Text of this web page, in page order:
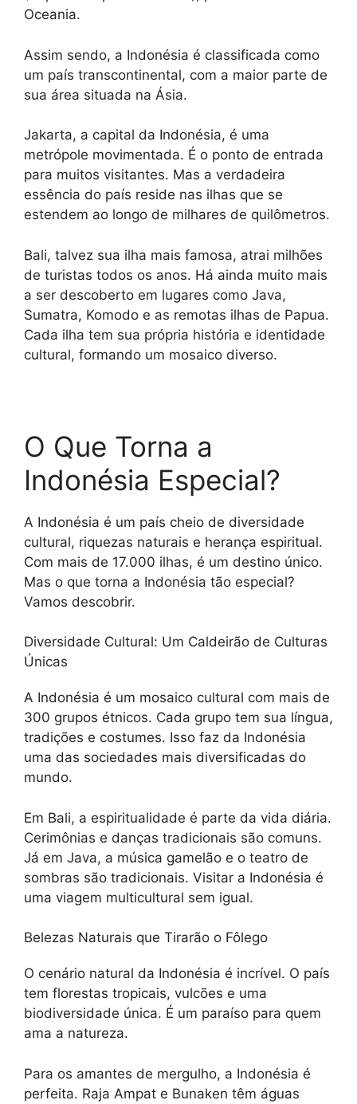
Oceania.
Assim sendo, a Indonésia é classificada como
um país transcontinental, com a maior parte de
sua área situada na Ásia.
Jakarta, a capital da Indonésia, é uma
metrópole movimentada. É o ponto de entrada
para muitos visitantes. Mas a verdadeira
essência do país reside nas ilhas que se
estendem ao longo de milhares de quilômetros.
Bali, talvez sua ilha mais famosa, atrai milhões
de turistas todos os anos. Há ainda muito mais
a ser descoberto em lugares como Java,
Sumatra, Komodo e as remotas ilhas de Papua.
Cada ilha tem sua própria história e identidade
cultural, formando um mosaico diverso.
O Que Torna a
Indonésia Especial?
A Indonésia é um país cheio de diversidade
cultural, riquezas naturais e herança espiritual.
Com mais de 17.000 ilhas, é um destino único.
Mas o que torna a Indonésia tão especial?
Vamos descobrir.
Diversidade Cultural: Um Caldeirão de Culturas
Únicas
A Indonésia é um mosaico cultural com mais de
300 grupos étnicos. Cada grupo tem sua língua,
tradições e costumes. Isso faz da Indonésia
uma das sociedades mais diversificadas do
mundo.
Em Bali, a espiritualidade é parte da vida diária.
Cerimônias e danças tradicionais são comuns.
Já em Java, a música gamelão e o teatro de
sombras são tradicionais. Visitar a Indonésia é
uma viagem multicultural sem igual.
Belezas Naturais que Tirarão o Fôlego
O cenário natural da Indonésia é incrível. O país
tem florestas tropicais, vulcões e uma
biodiversidade única. É um paraíso para quem
ama a natureza.
Para os amantes de mergulho, a Indonésia é
perfeita. Raja Ampat e Bunaken têm águas